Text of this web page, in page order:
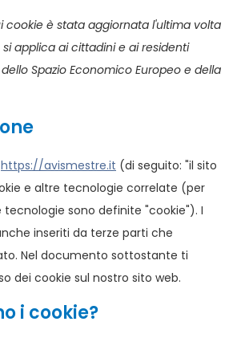
cookie è stata aggiornata l'ultima volta
si applica ai cittadini e ai residenti
Spazio Economico Europeo e della
https://avismestre.it (di seguito: "il sito
e altre tecnologie correlate (per
sono definite "cookie"). I
inseriti da terze parti che
Nel documento sottostante ti
dei cookie sul nostro sito web.
i cookie?